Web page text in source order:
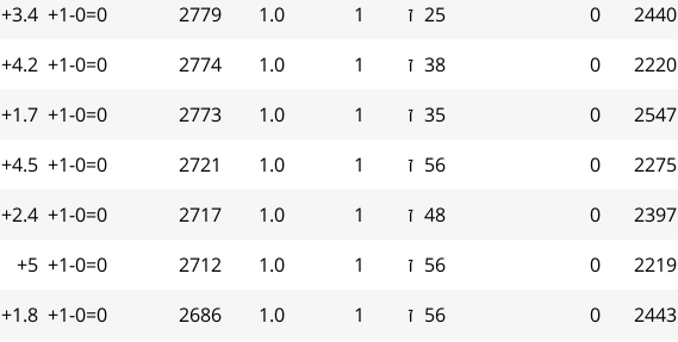
2440
0
25 ז 1
1.0
2779
+1-0=0
+3.4
2220
0
38 ז 1
1.0
2774
+1-0=0
+4.2
2547
0
35 ז 1
1.0
2773
+1-0=0
+1.7
2275
0
56 ז 1
1.0
2721
+1-0=0
+4.5
2397
0
48 ז 1
1.0
2717
+1-0=0
+2.4
2219
0
56 ז 1
1.0
2712
+1-0=0
+5
2443
0
56 ז 1
1.0
2686
+1-0=0
+1.8